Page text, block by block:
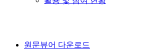
원문뷰어 다운로드